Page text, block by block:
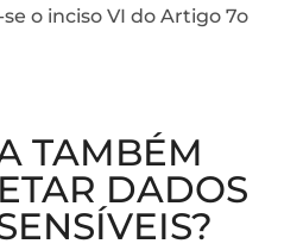
o inciso VI do Artigo 7o
TAMBÉM
DADOS